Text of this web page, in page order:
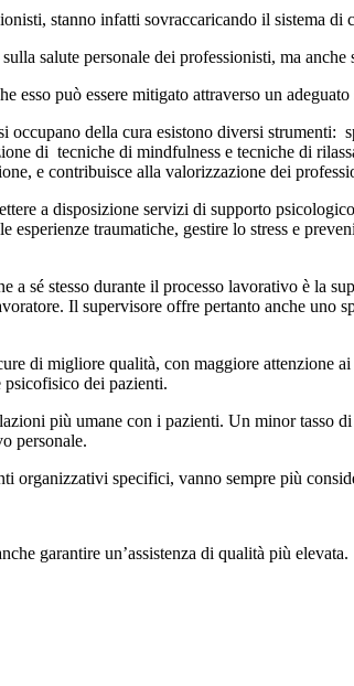
stanno infatti sovraccaricando il sistema di
salute personale dei professionisti, ma
può essere mitigato attraverso un
occupano della cura esistono diversi
di tecniche di mindfulness e tecniche di
e contribuisce alla valorizzazione dei
a disposizione servizi di supporto
traumatiche, gestire lo stress e
a sé stesso durante il processo lavorativo è la
Il supervisore offre pertanto anche uno
di migliore qualità, con maggiore attenzione
psicofisico dei pazienti.
più umane con i pazienti. Un minor
personale.
organizzativi specifici, vanno sempre più
garantire un’assistenza di qualità più elevata.